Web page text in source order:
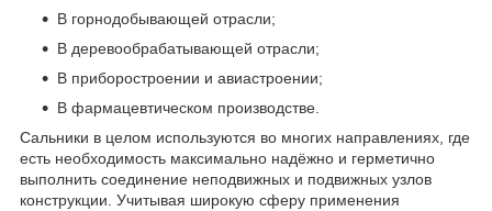
В горнодобывающей отрасли;
В деревообрабатывающей отрасли;
В приборостроении и авиастроении;
В фармацевтическом производстве.
Сальники в целом используются во многих направлениях, где
есть необходимость максимально надёжно и герметично
выполнить соединение неподвижных и подвижных узлов
конструкции. Учитывая широкую сферу применения